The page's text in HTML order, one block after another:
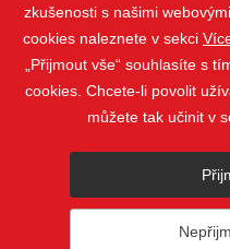
zkušenosti s našimi
cookies naleznete v sekci
„Přijmout vše“ souhlasíte s
cookies. Chcete-li povolit
můžete tak učinit v